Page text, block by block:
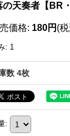
の天奏者【BR
価格: 180円 (
: 1
数 4枚
: